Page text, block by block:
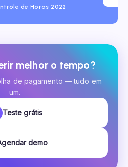
de Horas 2022
melhor o tempo?
de pagamento — tudo em
um.
Teste grátis
demo